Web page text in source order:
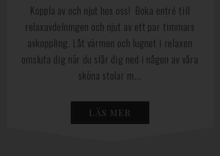
Koppla av och njut hos oss! Boka entré till
relaxavdelningen och njut av ett par timmars
avkoppling. Låt värmen och lugnet i relaxen
omsluta dig när du slår dig ned i någon av våra
sköna stolar m...
LÄS MER